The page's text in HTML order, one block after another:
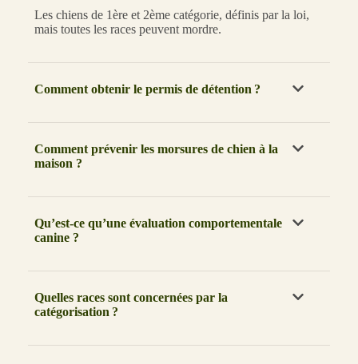
Les chiens de 1ère et 2ème catégorie, définis par la loi,
mais toutes les races peuvent mordre.
Comment obtenir le permis de détention ?
Comment prévenir les morsures de chien à la
maison ?
Qu’est-ce qu’une évaluation comportementale
canine ?
Quelles races sont concernées par la
catégorisation ?